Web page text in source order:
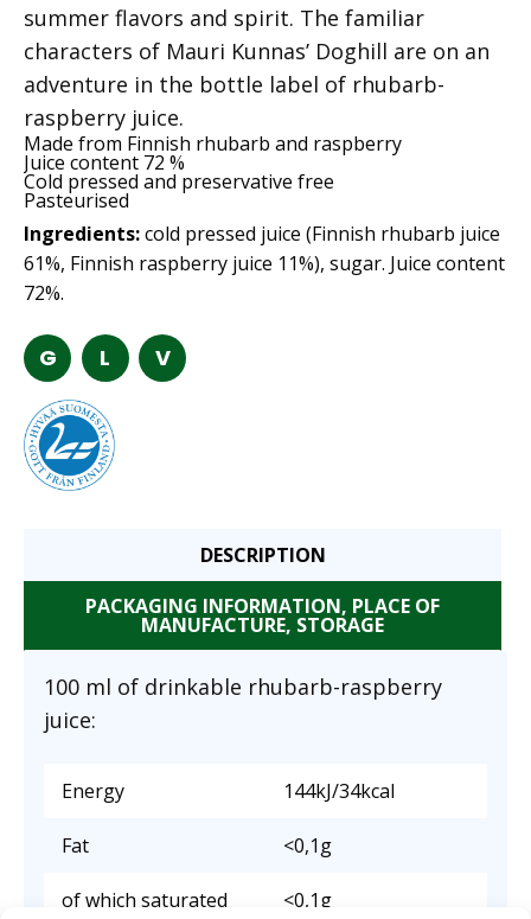
summer flavors and spirit. The familiar
characters of Mauri Kunnas’ Doghill are on an
adventure in the bottle label of rhubarb-
raspberry juice.
Made from Finnish rhubarb and raspberry
Juice content 72 %
Cold pressed and preservative free
Pasteurised
Ingredients:cold pressed juice (Finnish rhubarb juice
61%, Finnish raspberry juice 11%), sugar. Juice content
72%.
G L V
DESCRIPTION
PACKAGING INFORMATION, PLACE OF
MANUFACTURE, STORAGE
100 ml of drinkable rhubarb-raspberry
juice:
Energy 144kJ/34kcal
Fat <0,1g
of which saturated <0,1g